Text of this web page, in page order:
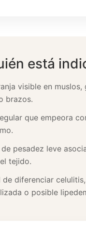
está
visible en muslos,
brazos.
que empeora
pesadez leve
tejido.
de diferenciar
o posible